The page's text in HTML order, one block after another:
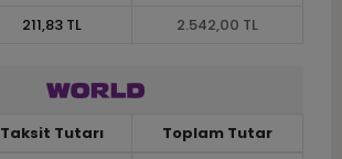
211,83 TL 2.542,00 TL
Taksit Tutarı
Toplam Tutar